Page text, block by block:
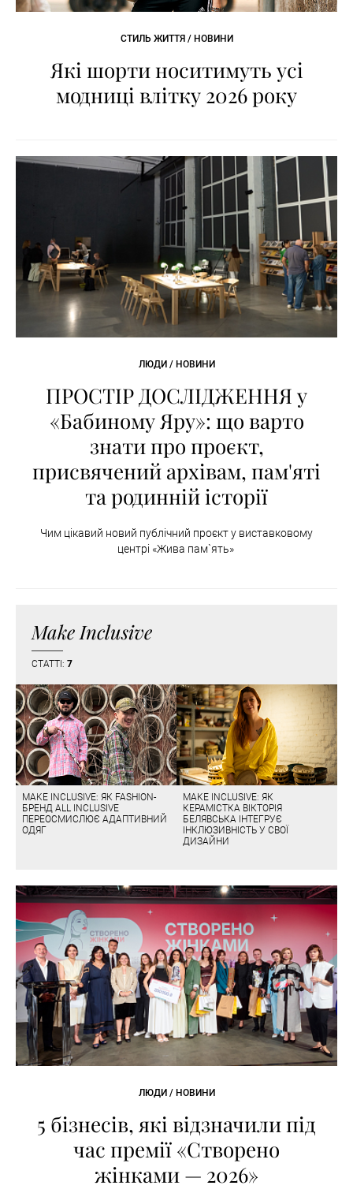
СТИЛЬ ЖИТТЯ / НОВИНИ
Які шорти носитимуть усі
модниці влітку 2026 року
ЛЮДИ / НОВИНИ
ПРОСТІР ДОСЛІДЖЕННЯ у
«Бабиному Яру»: що варто
знати про проєкт,
присвячений архівам, пам'яті
та родинній історії
Чим цікавий новий публічний проєкт у виставковому
центрі «Жива пам`ять»
Make Inclusive
СТАТТІ: 7
MAKE INCLUSIVE: ЯК FASHION-
БРЕНД ALL INCLUSIVE
ПЕРЕОСМИСЛЮЄ АДАПТИВНИЙ
ОДЯГ
MAKE INCLUSIVE: ЯК
КЕРАМІСТКА ВІКТОРІЯ
БЕЛЯВСЬКА ІНТЕГРУЄ
ІНКЛЮЗИВНІСТЬ У СВОЇ
ДИЗАЙНИ
ЛЮДИ / НОВИНИ
5 бізнесів, які відзначили під
час премії «Створено
жінками — 2026»